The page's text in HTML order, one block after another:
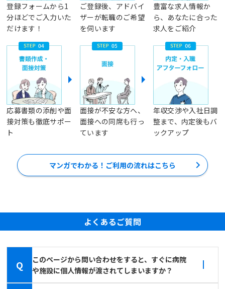
登録フォームから1
分ほどでご入力いた
だけます！
ご登録後、アドバイ
ザーが転職のご希望
を伺います
豊富な求人情報か
ら、あなたに合った
求人をご紹介
応募書類の添削や面
接対策も徹底サポー
ト
面接が不安な方へ、
面接への同席も行っ
ています
年収交渉や入社日調
整まで、内定後もバ
ックアップ
マンガでわかる！ご利用の流れはこちら
よくあるご質問
Q
このページから問い合わせをすると、すぐに病院
や施設に個人情報が渡されてしまいますか？